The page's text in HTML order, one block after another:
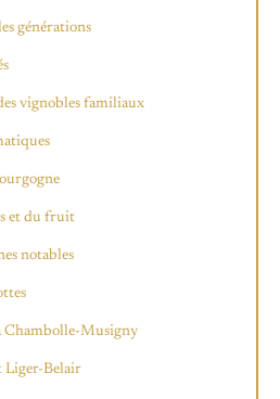
générations
vignobles familiaux
et du fruit
notables
Chambolle-Musigny
Liger-Belair